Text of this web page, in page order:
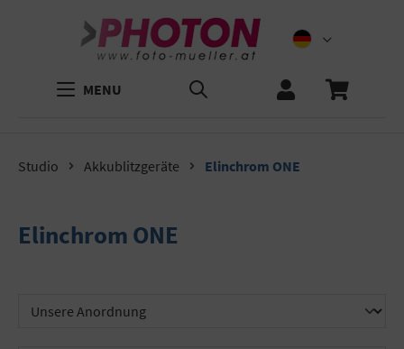
MENU
Studio Akkublitzgeräte Elinchrom ONE
Elinchrom ONE